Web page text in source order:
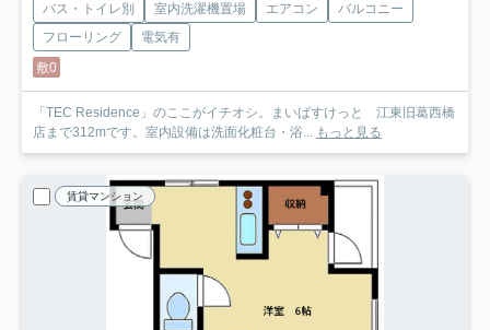
バス・トイレ別 室内洗濯機置場 エアコン
バルコニー
フローリング
電気有
敷0
「TEC Residence」のここがイチオシ。まいばすけっと 江東旧葛西橋
店まで312mです。室内設備は洗面化粧台・浴... もっと見る
賃貸マンション